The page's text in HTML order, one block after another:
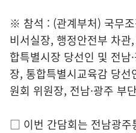
※ 참석 : (관계부처) 국무
비서실장, 행정안전부 차
합특별시장 당선인 및 전남
장, 통합특별시교육감 당
원회 위원장, 전남·광주 부
□ 이번 간담회는 전남광주